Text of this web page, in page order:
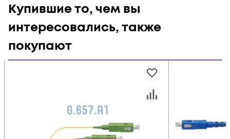
Купившие то, чем вы
интересовались, также
покупают